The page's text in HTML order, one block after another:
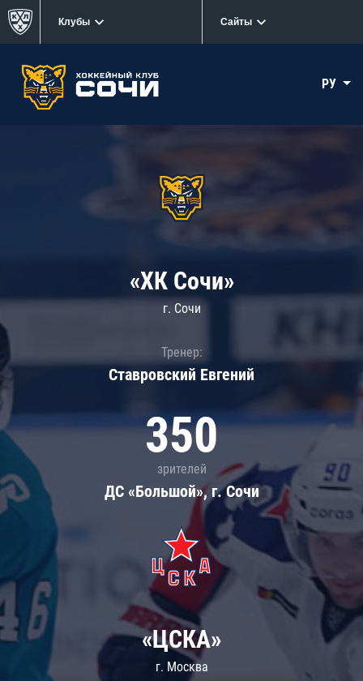
Клубы Сайты
РУ
«ХК Сочи»
г. Сочи
Тренер:
Ставровский Евгений
350
зрителей
ДС «Большой», г. Сочи
«ЦСКА»
г. Москва